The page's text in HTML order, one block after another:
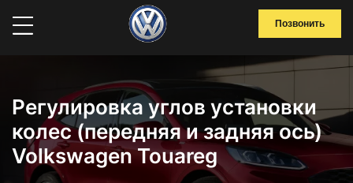
Позвонить
Регулировка углов установки
колес (передняя и задняя ось)
Volkswagen Touareg